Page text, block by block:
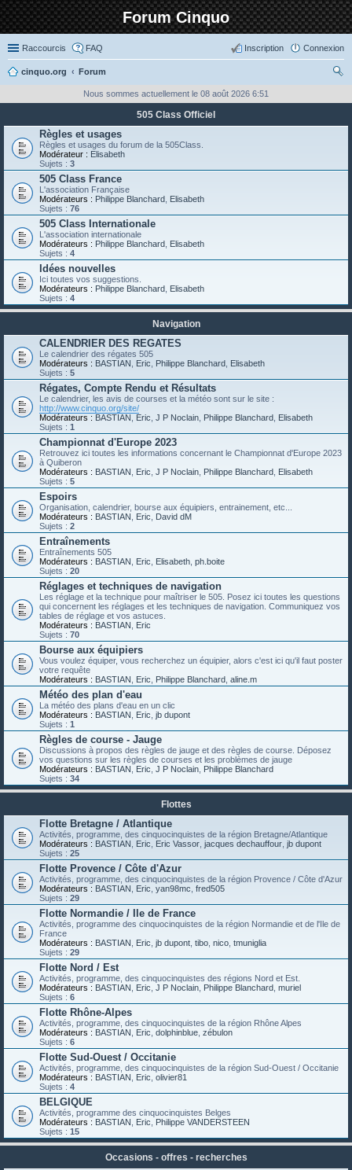
Forum Cinquo
Raccourcis FAQ Connexion
Inscription
cinquo.org
Forum
ch
Nous sommes actuellement le 08 août 2026 6:51
505 Class Officiel
Règles et usages
Règles et usages du forum de la 505Class.
Modérateur : Elisabeth
Sujets : 3
505 Class France
L'association Française
Modérateurs : Philippe Blanchard Elisabeth
Sujets : 76
505 Class Internationale
L'association internationale
Modérateurs : Philippe Blanchard Elisabeth
Sujets : 4
Idées nouvelles
Ici toutes vos suggestions.
Modérateurs : Philippe Blanchard Elisabeth
Sujets : 4
Navigation
CALENDRIER DES REGATES
Le calendrier des régates 505
Modérateurs : BASTIAN Eric Philippe Blanchard Elisabeth
Sujets : 5
Régates, Compte Rendu et Résultats
Le calendrier, les avis de courses et la météo sont sur le site :
http://www.cinquo.org/site/
Modérateurs : BASTIAN Eric J P Noclain Philippe Blanchard Elisabeth
Sujets : 1
Championnat d'Europe 2023
Retrouvez ici toutes les informations concernant le Championnat d'Europe 2023
à Quiberon
Modérateurs : BASTIAN Eric J P Noclain Philippe Blanchard Elisabeth
Sujets : 5
Espoirs
Organisation, calendrier, bourse aux équipiers, entrainement, etc...
Modérateurs : BASTIAN Eric
David dM
Sujets : 2
Entraînements
Entraînements 505
Modérateurs : BASTIAN Eric Elisabeth ph.boite
Sujets : 20
Réglages et techniques de navigation
Les réglage et la technique pour maîtriser le 505. Posez ici toutes les questions
qui concernent les réglages et les techniques de navigation. Communiquez vos
tables de réglage et vos astuces.
Modérateurs : BASTIAN
Eric
Sujets : 70
Bourse aux équipiers
Vous voulez équiper, vous recherchez un équipier, alors c'est ici qu'il faut poster
votre requête
Modérateurs : BASTIAN Eric Philippe Blanchard aline.m
Météo des plan d'eau
La météo des plans d'eau en un clic
Modérateurs : BASTIAN Eric jb dupont
Sujets : 1
Règles de course - Jauge
Discussions à propos des règles de jauge et des règles de course. Déposez
vos questions sur les règles de courses et les problèmes de jauge
Modérateurs : BASTIAN Eric J P Noclain Philippe Blanchard
Sujets : 34
Flottes
Flotte Bretagne / Atlantique
Activités, programme, des cinquocinquistes de la région Bretagne/Atlantique
Modérateurs : BASTIAN Eric Eric Vassor jacques dechauffour jb dupont
Sujets : 25
Flotte Provence / Côte d'Azur
Activités, programme, des cinquocinquistes de la région Provence / Côte d'Azur
Modérateurs : BASTIAN Eric yan98mc fred505
Sujets : 29
Flotte Normandie / Ile de France
Activités, programme des cinquocinquistes de la région Normandie et de l'Ile de
France
Modérateurs : BASTIAN Eric jb dupont tibo nico tmuniglia
Sujets : 29
Flotte Nord / Est
Activités, programme, des cinquocinquistes des régions Nord et Est.
Modérateurs : BASTIAN Eric J P Noclain Philippe Blanchard muriel
Sujets : 6
Flotte Rhône-Alpes
Activités, programme, des cinquocinquistes de la région Rhône Alpes
Modérateurs : BASTIAN Eric dolphinblue zébulon
Sujets : 6
Flotte Sud-Ouest / Occitanie
Activités, programme, des cinquocinquistes de la région Sud-Ouest / Occitanie
Modérateurs : BASTIAN Eric olivier81
Sujets : 4
BELGIQUE
Activités, programme des cinquocinquistes Belges
Modérateurs : BASTIAN Eric
Philippe VANDERSTEEN
Sujets : 15
Occasions - offres - recherches